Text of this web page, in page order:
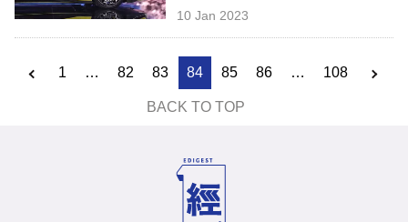
10 Jan 2023
1 … 82 83 84 85 86 … 108
BACK TO TOP